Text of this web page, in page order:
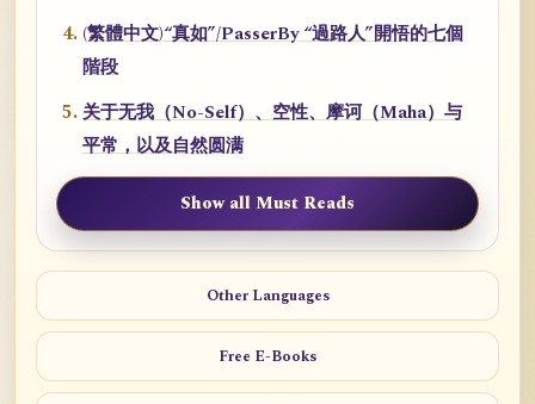
(繁體中文)“真如”/PasserBy “過路人”開悟的七個
階段
关于无我（No-Self）、空性、摩诃（Maha）与
平常，以及自然圆满
Show all Must Reads
Other Languages
Free E-Books